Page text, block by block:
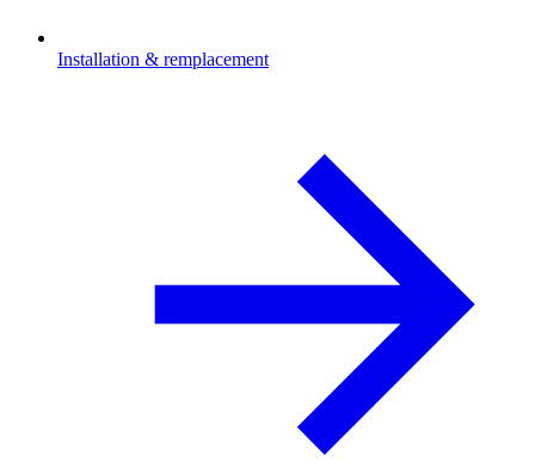
Installation & remplacement